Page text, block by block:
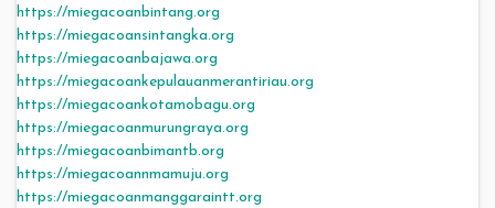
https://miegacoanbintang.org
https://miegacoansintangka.org
https://miegacoanbajawa.org
https://miegacoankepulauanmerantiriau.org
https://miegacoankotamobagu.org
https://miegacoanmurungraya.org
https://miegacoanbimantb.org
https://miegacoannmamuju.org
https://miegacoanmanggaraintt.org